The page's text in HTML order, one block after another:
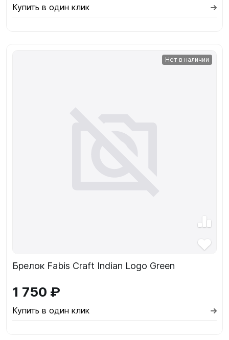
Купить в один клик
Нет в наличии
Брелок Fabis Craft Indian Logo Green
1 750 ₽
Купить в один клик